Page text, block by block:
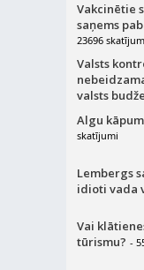
Vakcinētie
saņems
23696
Valsts
valsts
Algu
skatījumi
Lembergs
idioti vada
Vai
tūrismu? -